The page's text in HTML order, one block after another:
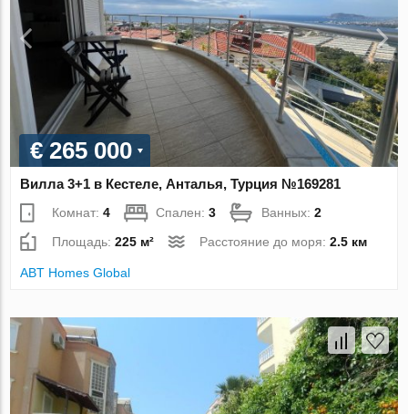
€ 265 000
Вилла 3+1 в Кестеле, Анталья, Турция №169281
Комнат:4 Спален:3 Ванных:2
Площадь:225 м² Расстояние до моря:2.5 км
ABT Homes Global